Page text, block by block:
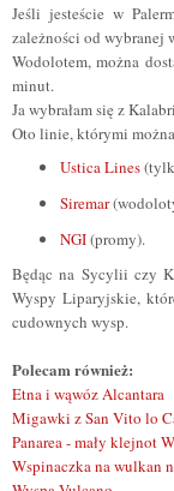
Jeśli jesteście w
zależności od wybranej
Wodolotem, można
minut.
Ja wybrałam się z
Oto linie, którymi
Ustica Lines
Siremar
NGI(promy).
Będąc na Sycylii czy
Wyspy Liparyjskie,
cudownych wysp.
Polecam również:
Etna i wąwóz Alcantara
Migawki z San Vito lo
Panarea - mały klejnot
Wspinaczka na wulkan